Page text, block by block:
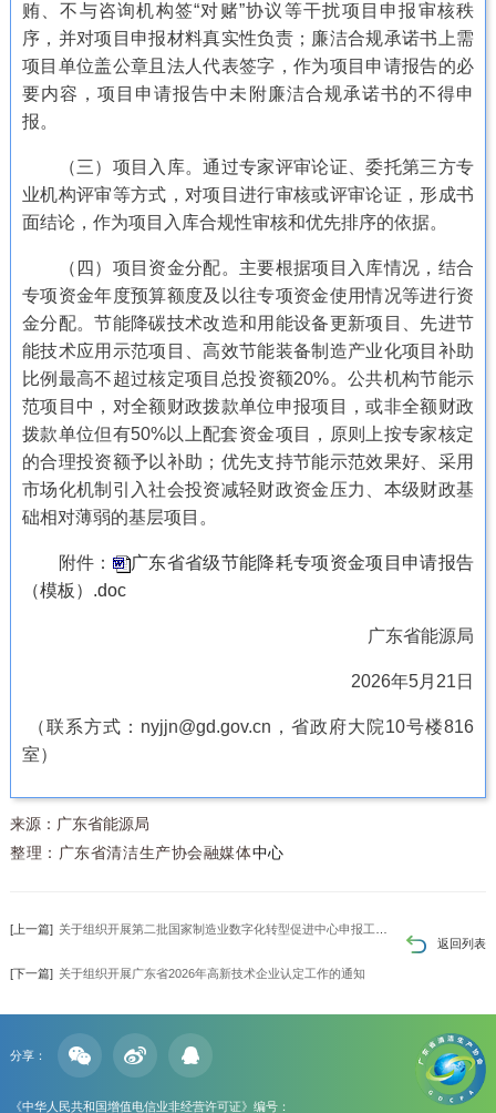
贿、不与咨询机构签“对赌”协议等干扰项目申报审核秩
序，并对项目申报材料真实性负责；廉洁合规承诺书上需
项目单位盖公章且法人代表签字，作为项目申请报告的必
要内容，项目申请报告中未附廉洁合规承诺书的不得申
报。
（三）项目入库。通过专家评审论证、委托第三方专
业机构评审等方式，对项目进行审核或评审论证，形成书
面结论，作为项目入库合规性审核和优先排序的依据。
（四）项目资金分配。主要根据项目入库情况，结合
专项资金年度预算额度及以往专项资金使用情况等进行资
金分配。节能降碳技术改造和用能设备更新项目、先进节
能技术应用示范项目、高效节能装备制造产业化项目补助
比例最高不超过核定项目总投资额20%。公共机构节能示
范项目中，对全额财政拨款单位申报项目，或非全额财政
拨款单位但有50%以上配套资金项目，原则上按专家核定
的合理投资额予以补助；优先支持节能示范效果好、采用
市场化机制引入社会投资减轻财政资金压力、本级财政基
础相对薄弱的基层项目。
附件：
广东省省级节能降耗专项资金项目申请报告
（模板）.doc
广东省能源局
2026年5月21日
（联系方式：nyjjn@gd.gov.cn，省政府大院10号楼816
室）
来源：广东省能源局
整理：广东省清洁生产协会融媒体中心
返回列表
[上一篇] 关于组织开展第二批国家制造业数字化转型促进中心申报工作的通知
[下一篇] 关于组织开展广东省2026年高新技术企业认定工作的通知
《中华人民共和国增值电信业非经营许可证》编号：
分享：